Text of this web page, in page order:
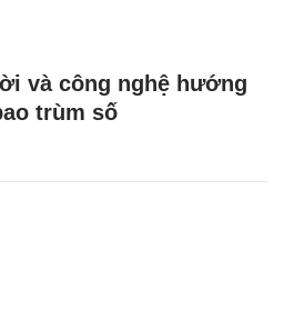
và công nghệ hướng
trùm số